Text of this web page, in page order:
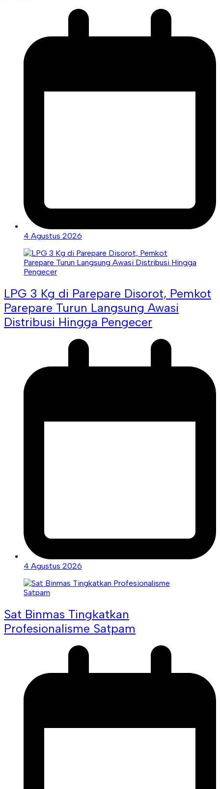
4 Agustus 2026
LPG 3 Kg di Parepare Disorot, Pemkot
Parepare Turun Langsung Awasi
Distribusi Hingga Pengecer
4 Agustus 2026
Sat Binmas Tingkatkan
Profesionalisme Satpam